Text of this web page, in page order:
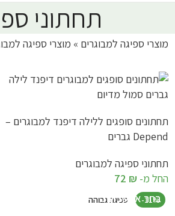
תחתוני
מוצרי ספיגה למבוגרים » מוצרי ספיגה
-11% ספיגה גבוהה
תחתונים סופגים ללילה דיפנד למבוגרים –
Depend גברים
תחתוני ספיגה למבוגרים
החל מ-
72 ₪
בחר אפשרויות